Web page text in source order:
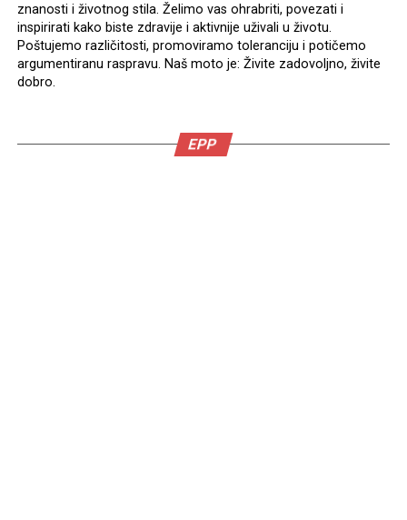
znanosti i životnog stila. Želimo vas ohrabriti, povezati i
inspirirati kako biste zdravije i aktivnije uživali u životu.
Poštujemo različitosti, promoviramo toleranciju i potičemo
argumentiranu raspravu. Naš moto je: Živite zadovoljno, živite
dobro.
EPP